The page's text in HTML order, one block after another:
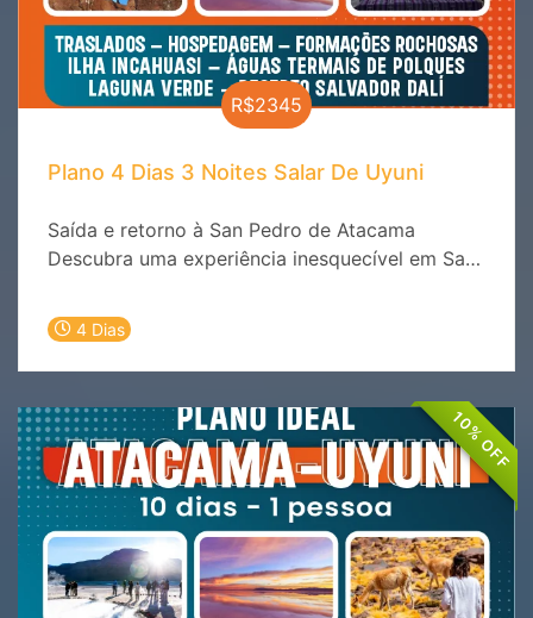
R$2345
Plano 4 Dias 3 Noites Salar De Uyuni
Saída e retorno à San Pedro de Atacama
Descubra uma experiência inesquecível em San
incrível oferta de hospedagem e passeios
emocionantes! Está pronto para se mergulhar
na beleza única do deserto? Não procure mais
e reserve sua aventura agora mesmo!
4 Dias
10% OFF